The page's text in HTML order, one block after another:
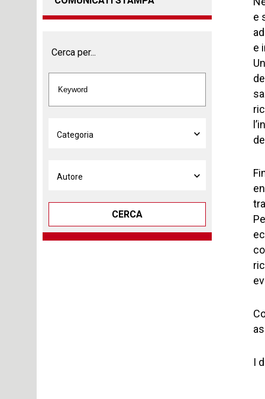
Cerca per...
CERCA
e
e
I